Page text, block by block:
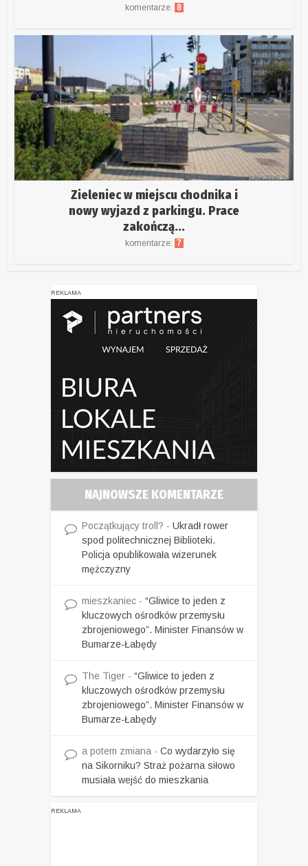
komentarze: 8
Zieleniec w miejscu chodnika i
nowy wyjazd z parkingu. Prace
zakończą...
komentarze: 7
REKLAMA
NAJNOWSZE KOMENTARZE
Początkujący troll? - Ukradł rower
spod politechnicznej Biblioteki.
Policja opublikowała wizerunek
mężczyzny
mieszkaniec - “Gliwice to jeden z
kluczowych ośrodków przemysłu
zbrojeniowego”. Minister Finansów w
Bumarze-Łabędy
The Tiger - “Gliwice to jeden z
kluczowych ośrodków przemysłu
zbrojeniowego”. Minister Finansów w
Bumarze-Łabędy
a potem zmiana - Co wydarzyło się
na Sikorniku? Straż pożarna siłowo
musiała wejść do mieszkania
REKLAMA